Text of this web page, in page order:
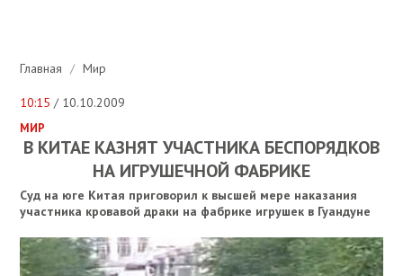
Главная / Мир
10:15 / 10.10.2009
МИР
В КИТАЕ КАЗНЯТ УЧАСТНИКА БЕСПОРЯДКОВ
НА ИГРУШЕЧНОЙ ФАБРИКЕ
Суд на юге Китая приговорил к высшей мере наказания
участника кровавой драки на фабрике игрушек в Гуандуне